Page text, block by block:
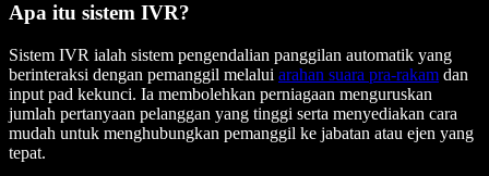
Apa itu sistem IVR?
Sistem IVR ialah sistem pengendalian panggilan automatik yang
berinteraksi dengan pemanggil melalui arahan suara pra-rakam dan
input pad kekunci. Ia membolehkan perniagaan menguruskan
jumlah pertanyaan pelanggan yang tinggi serta menyediakan cara
mudah untuk menghubungkan pemanggil ke jabatan atau ejen yang
tepat.